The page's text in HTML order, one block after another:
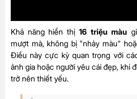
Khả năng hiển thị 16 triệu màu
mượt mà, không bị "nhảy màu"
Điều này cực kỳ quan trọng với
ảnh gia hoặc người yêu cái đẹp, khi
trở nên thiết yếu.